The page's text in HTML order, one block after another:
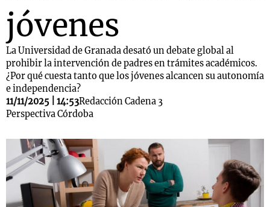
jóvenes
La Universidad de Granada desató un debate global al
prohibir la intervención de padres en trámites académicos.
¿Por qué cuesta tanto que los jóvenes alcancen su autonomía
e independencia?
11/11/2025 | 14:53Redacción Cadena 3
Perspectiva Córdoba